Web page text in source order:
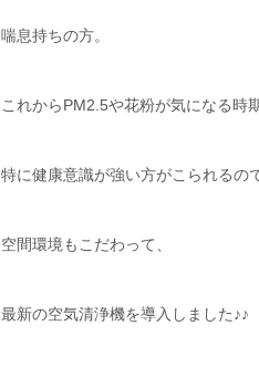
喘息持ちの方。
これからPM2.5や花粉が気になる時
特に健康意識が強い方がこられるので
空間環境もこだわって、
最新の空気清浄機を導入しました♪♪